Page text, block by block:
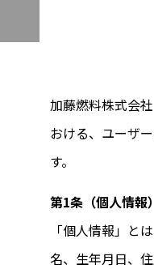
加藤燃料株式会
おける、ユーザ
す。
第1条（個人情報）
「個人情報」と
名、生年月日、